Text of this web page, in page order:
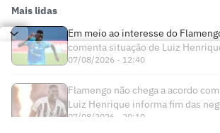
Mais lidas
Em meio ao interesse do
comenta situação de Luiz
07/08/2026 - 12:40
Flamengo não chega a acordo
Luiz Henrique informa fim das
07/08/2026 - 20:10